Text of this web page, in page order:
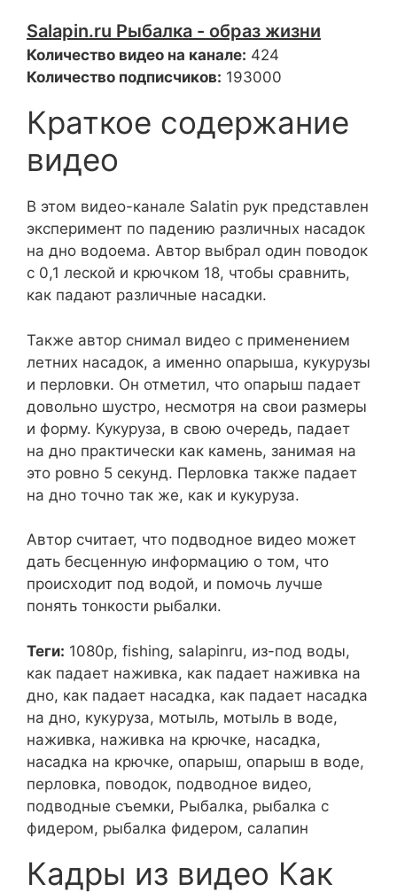
Salapin.ru Рыбалка - образ жизни
Количество видео на канале: 424
Количество подписчиков: 193000
Краткое содержание
видео
В этом видео-канале Salatin рук представлен
эксперимент по падению различных насадок
на дно водоема. Автор выбрал один поводок
с 0,1 леской и крючком 18, чтобы сравнить,
как падают различные насадки.
Также автор снимал видео с применением
летних насадок, а именно опарыша, кукурузы
и перловки. Он отметил, что опарыш падает
довольно шустро, несмотря на свои размеры
и форму. Кукуруза, в свою очередь, падает
на дно практически как камень, занимая на
это ровно 5 секунд. Перловка также падает
на дно точно так же, как и кукуруза.
Автор считает, что подводное видео может
дать бесценную информацию о том, что
происходит под водой, и помочь лучше
понять тонкости рыбалки.
Теги: 1080p, fishing, salapinru, из-под воды,
как падает наживка, как падает наживка на
дно, как падает насадка, как падает насадка
на дно, кукуруза, мотыль, мотыль в воде,
наживка, наживка на крючке, насадка,
насадка на крючке, опарыш, опарыш в воде,
перловка, поводок, подводное видео,
подводные съемки, Рыбалка, рыбалка с
фидером, рыбалка фидером, салапин
Кадры из видео Как